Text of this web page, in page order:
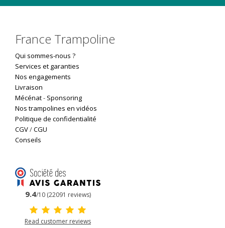
France Trampoline
Qui sommes-nous ?
Services et garanties
Nos engagements
Livraison
Mécénat- Sponsoring
Nos trampolines en vidéos
Politique de confidentialité
CGV/CGU
Conseils
9.4/10 (22091 reviews)
Read customer reviews